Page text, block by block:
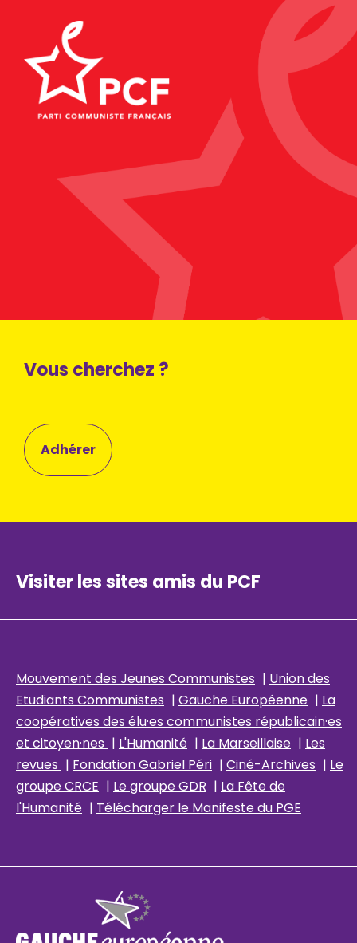
Vous cherchez ?
Adhérer
Visiter les sites amis du PCF
Mouvement des Jeunes Communistes | Union des
Etudiants Communistes | Gauche Européenne | La
coopératives des élu·es communistes républicain·es
et citoyen·nes | L'Humanité | La Marseillaise | Les
revues | Fondation Gabriel Péri | Ciné-Archives | Le
groupe CRCE | Le groupe GDR | La Fête de
l'Humanité | Télécharger le Manifeste du PGE